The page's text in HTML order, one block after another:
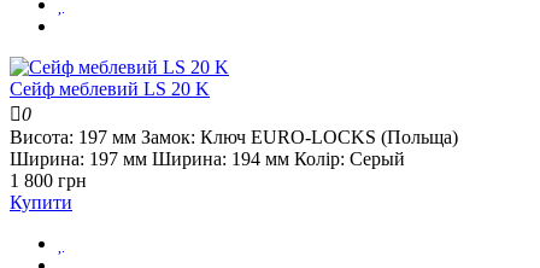
Сейф меблевий LS 20 K
0
Висота: 197 мм Замок: Ключ EURO-LOCKS (Польща)
Ширина: 197 мм Ширина: 194 мм Колір: Серый
1 800 грн
Купити